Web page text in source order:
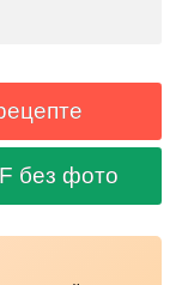
без фото